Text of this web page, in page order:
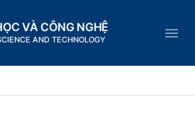
VÀ CÔNG NGHỆ
AND TECHNOLOGY